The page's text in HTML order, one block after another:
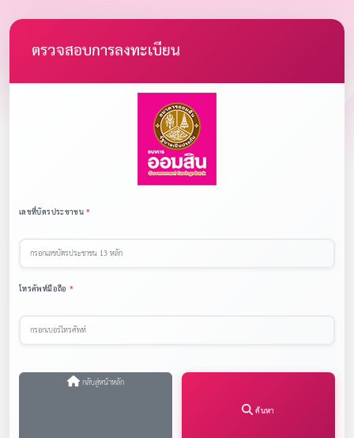
ตรวจสอบการลงทะเบียน
เลขที่บัตรประชาชน
โทรศัพท์มือถือ
กลับสู่หน้าหลัก
ค้นหา